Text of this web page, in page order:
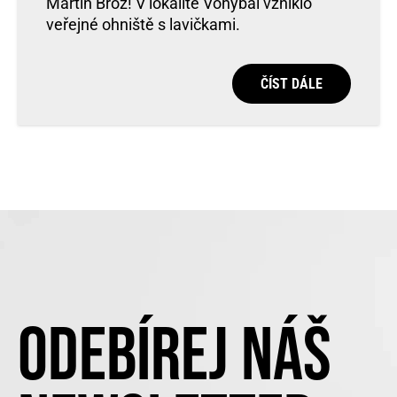
veřejné ohniště s lavičkami.
ČÍST DÁLE
ODEBÍREJ NÁŠ